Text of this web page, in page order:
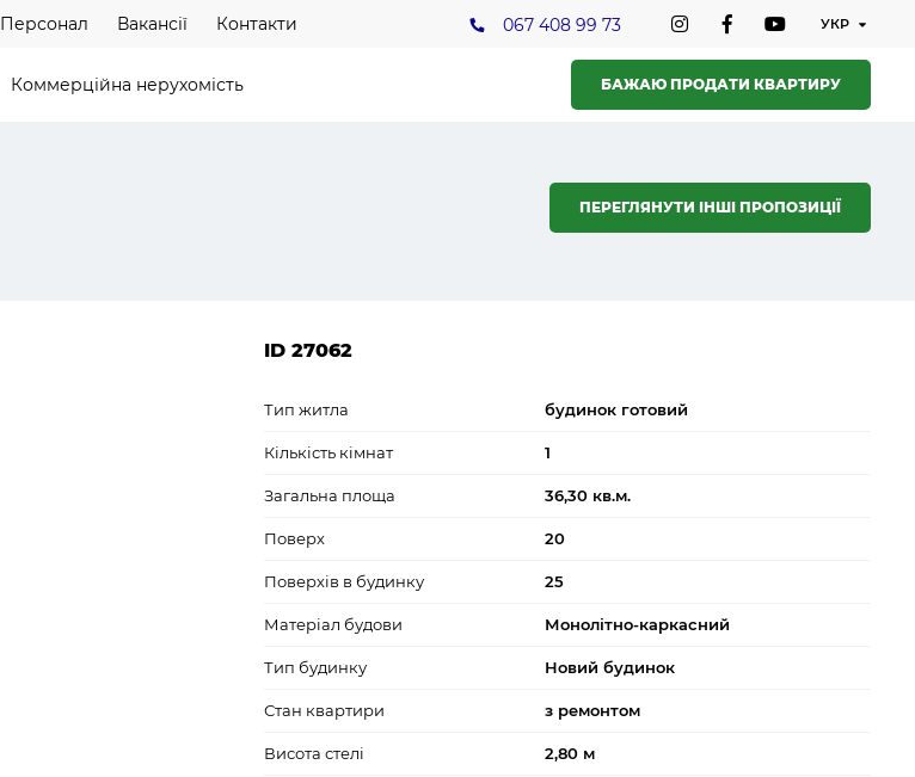
Персонал Вакансії Контакти 067 408 99 73
Коммерційна нерухомість БАЖАЮ ПРОДАТИ КВАРТИРУ
ПЕРЕГЛЯНУТИ ІНШІ ПРОПОЗИЦІЇ
ID 27062
Тип житла будинок готовий
Кількість кімнат 1
Загальна площа 36,30 кв.м.
Поверх 20
Поверхів в будинку 25
Матеріал будови Монолітно-каркасний
Тип будинку Новий будинок
Стан квартири з ремонтом
Висота стелі 2,80 м